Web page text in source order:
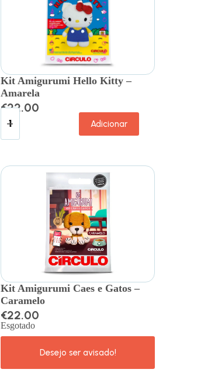
Kit Amigurumi Hello Kitty –
Amarela
€22.00
Adicionar
Kit Amigurumi Caes e Gatos –
Caramelo
€22.00
Esgotado